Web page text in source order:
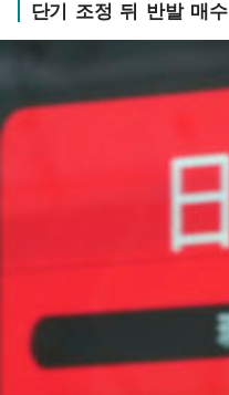
단기 조정 뒤 반발 매수